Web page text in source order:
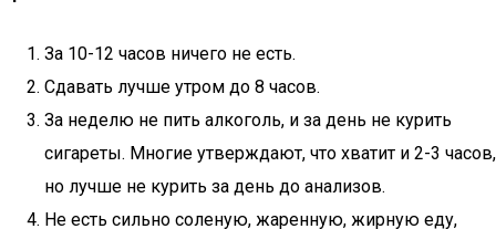
За 10-12 часов ничего не есть.
Сдавать лучше утром до 8 часов.
За неделю не пить алкоголь, и за день не курить
сигареты. Многие утверждают, что хватит и 2-3 часов,
но лучше не курить за день до анализов.
Не есть сильно соленую, жаренную, жирную еду,